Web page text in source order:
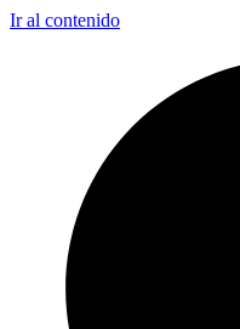
Ir al contenido